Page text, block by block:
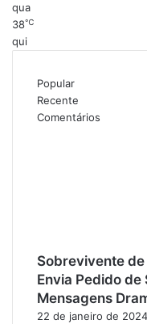
qua
38℃
qui
Popular
Recente
Comentários
Sobrevivente
Envia Pedido de
Mensagens
22 de janeiro de 2024